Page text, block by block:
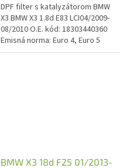
DPF filter s katalyzátorom BMW
X3 BMW X3 1.8d E83 LCI04/2009-
08/2010 O.E. kód: 18303440360
Emisná norma: Euro 4, Euro 5
BMW X3 18d F25 01/2013-